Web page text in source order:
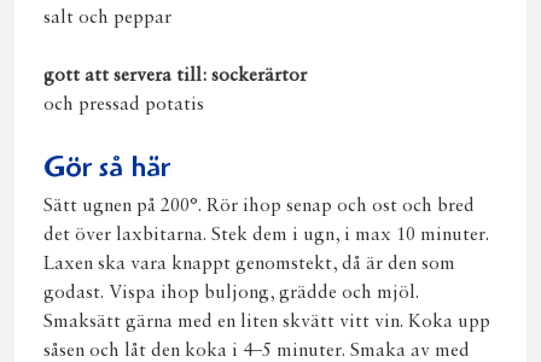
salt och peppar
gott att servera till: sockerärtor
och pressad potatis
Gör så här
Sätt ugnen på 200°. Rör ihop senap och ost och bred
det över laxbitarna. Stek dem i ugn, i max 10 minuter.
Laxen ska vara knappt genomstekt, då är den som
godast. Vispa ihop buljong, grädde och mjöl.
Smaksätt gärna med en liten skvätt vitt vin. Koka upp
såsen och låt den koka i 4–5 minuter. Smaka av med